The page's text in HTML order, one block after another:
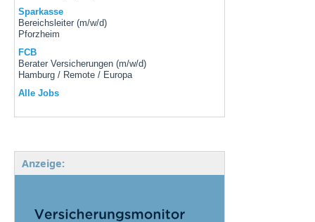
Sparkasse
Bereichsleiter (m/w/d)
Pforzheim
FCB
Berater Versicherungen (m/w/d)
Hamburg / Remote / Europa
Alle Jobs
Anzeige: